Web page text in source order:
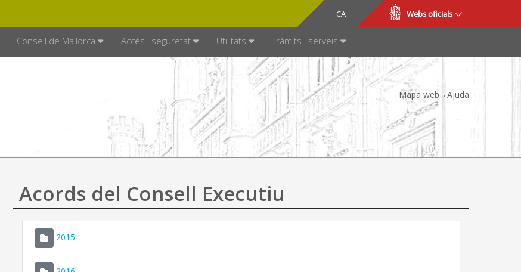
CA
ES Webs oficials
Consell de Mallorca Accés i seguretat Utilitats Tràmits i serveis
Mapa web Ajuda
Acords del Consell Executiu
2015